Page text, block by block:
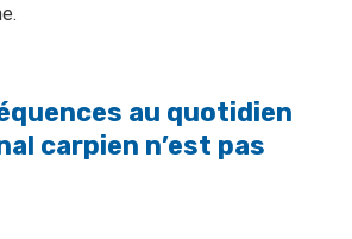
au quotidien
carpien n’est pas